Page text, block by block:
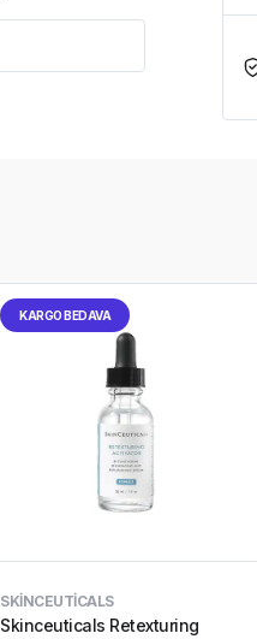
KARGO BEDAVA
SKINCEUTICALS
Skinceuticals Retexturing